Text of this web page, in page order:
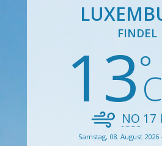
FINDEL
13
NO 17
Samstag, 08. August 2026